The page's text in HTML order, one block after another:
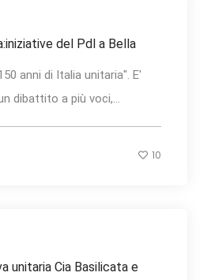
del Pdl a Bella
anni di Italia unitaria". E'
dibattito a più voci,...
10
unitaria Cia Basilicata e